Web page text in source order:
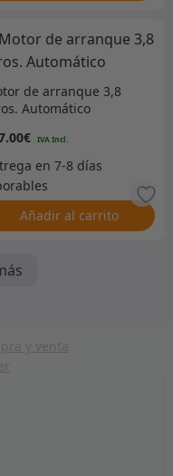
de arranque 3,8
Automático
€
Añadir al carrito